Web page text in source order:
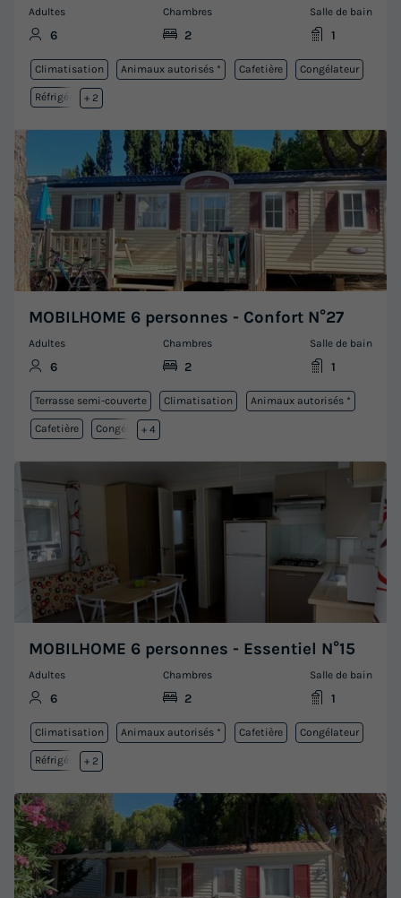
Adultes
6
Chambres
2
Salle de bain
1
Climatisation Animaux autorisés * Cafetière Congélateur
Réfrigérateur
+ 2
MOBILHOME 6 personnes - Confort N°27
Adultes
6
Chambres
2
Salle de bain
1
Terrasse semi-couverte Climatisation Animaux autorisés *
Cafetière Congélateur
+ 4
MOBILHOME 6 personnes - Essentiel N°15
Adultes
6
Chambres
2
Salle de bain
1
Climatisation Animaux autorisés * Cafetière Congélateur
Réfrigérateur
+ 2